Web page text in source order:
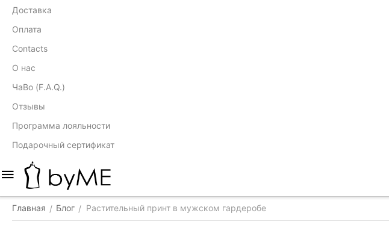
Доставка
Оплата
Contacts
О нас
ЧаВо (F.A.Q.)
Отзывы
Программа лояльности
Подарочный сертификат
Главная / Блог / Растительный принт в мужском гардеробе